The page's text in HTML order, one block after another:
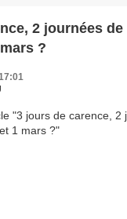
2 journées
?